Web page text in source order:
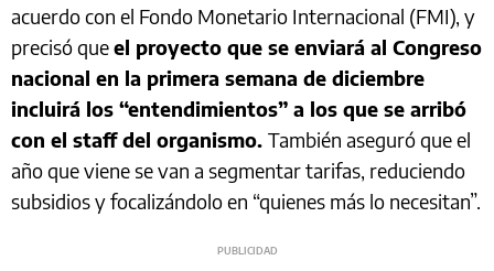
acuerdo con el Fondo Monetario Internacional (FMI), y
precisó queel proyecto que se enviará al Congreso
nacional en la primera semana de diciembre
incluirá los “entendimientos” a los que se arribó
con el staff del organismo. También aseguró que el
año que viene se van a segmentar tarifas, reduciendo
subsidios y focalizándolo en “quienes más lo necesitan”.